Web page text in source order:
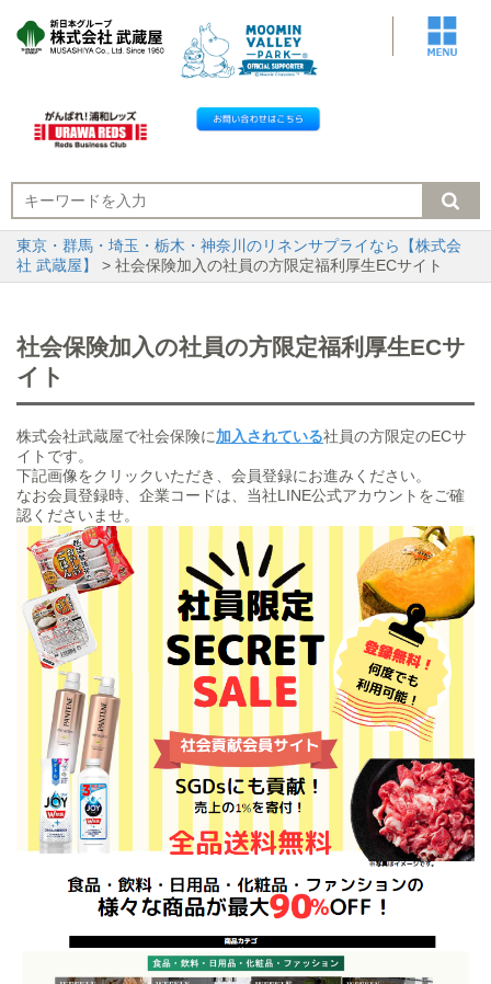
東京・群馬・埼玉・栃木・神奈川のリネンサプライなら【株式会
社 武蔵屋】 > 社会保険加入の社員の方限定福利厚生ECサイト
社会保険加入の社員の方限定福利厚生ECサ
イト
株式会社武蔵屋で社会保険に加入されている社員の方限定のECサ
イトです。
下記画像をクリックいただき、会員登録にお進みください。
なお会員登録時、企業コードは、当社LINE公式アカウントをご確
認くださいませ。